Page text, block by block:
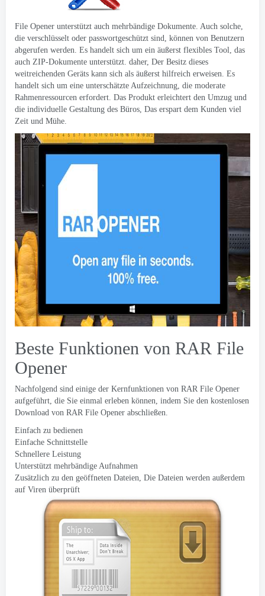
File Opener unterstützt auch mehrbändige Dokumente. Auch solche,
die verschlüsselt oder passwortgeschützt sind, können von Benutzern
abgerufen werden. Es handelt sich um ein äußerst flexibles Tool, das
auch ZIP-Dokumente unterstützt. daher, Der Besitz dieses
weitreichenden Geräts kann sich als äußerst hilfreich erweisen. Es
handelt sich um eine unterschätzte Aufzeichnung, die moderate
Rahmenressourcen erfordert. Das Produkt erleichtert den Umzug und
die individuelle Gestaltung des Büros, Das erspart dem Kunden viel
Zeit und Mühe.
Beste Funktionen von RAR File
Opener
Nachfolgend sind einige der Kernfunktionen von RAR File Opener
aufgeführt, die Sie einmal erleben können, indem Sie den kostenlosen
Download von RAR File Opener abschließen.
Einfach zu bedienen
Einfache Schnittstelle
Schnellere Leistung
Unterstützt mehrbändige Aufnahmen
Zusätzlich zu den geöffneten Dateien, Die Dateien werden außerdem
auf Viren überprüft